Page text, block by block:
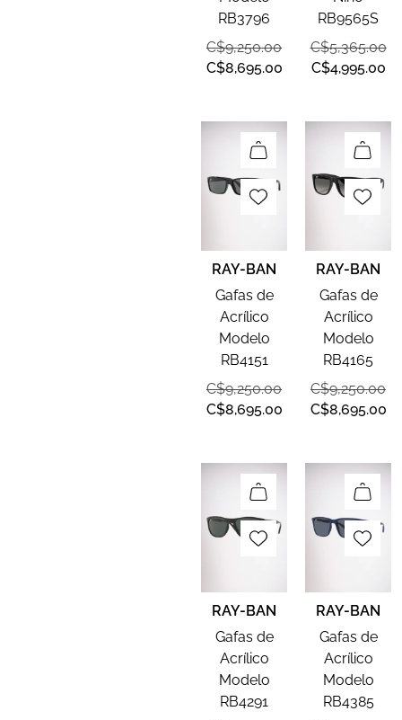
RB3796
C$9,250.00
C$8,695.00
RB9565S
C$5,365.00
C$4,995.00
RAY-BAN
Gafas de
Acrílico
Modelo
RB4151
C$9,250.00
C$8,695.00
RAY-BAN
Gafas de
Acrílico
Modelo
RB4165
C$9,250.00
C$8,695.00
RAY-BAN
Gafas de
Acrílico
Modelo
RB4291
RAY-BAN
Gafas de
Acrílico
Modelo
RB4385